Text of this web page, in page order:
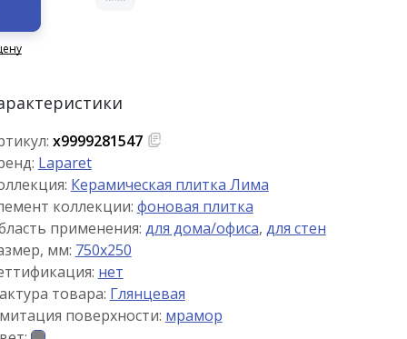
х9999281547
Laparet
Керамическая плитка Лима
коллекции: фоновая плитка
применения: для дома/офиса, для стен
мм: 750x250
нет
товара: Глянцевая
поверхности: мрамор